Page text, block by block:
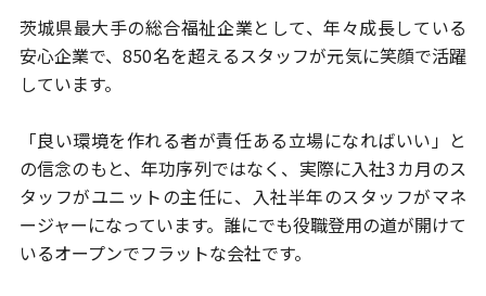
茨城県最大手の総合福祉企業として、年々成長している
安心企業で、850名を超えるスタッフが元気に笑顔で活躍
しています。
「良い環境を作れる者が責任ある立場になればいい」と
の信念のもと、年功序列ではなく、実際に入社3カ月のス
タッフがユニットの主任に、
入社半年のスタッフがマネ
ージャーになっています。 誰にでも役職登用の道が開けて
いるオープンでフラットな会社です。